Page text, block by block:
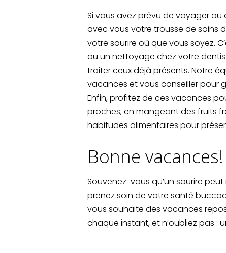
Si vous avez prévu de voyager
avec vous votre trousse de soins
votre sourire où que vous soyez.
ou un nettoyage chez votre
traiter ceux déjà présents. Notre
vacances et vous conseiller pour
Enfin, profitez de ces vacances
proches, en mangeant des fruits
habitudes alimentaires pour
Bonne vacances!
Souvenez-vous qu’un sourire
prenez soin de votre santé
vous souhaite des vacances
chaque instant, et n’oubliez pas :